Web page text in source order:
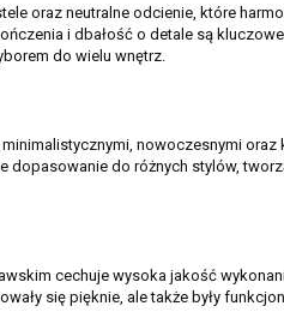
oraz neutralne odcienie, które
i dbałość o detale są
do wielu wnętrz.
nowoczesnymi oraz
dopasowanie do różnych stylów,
cechuje wysoka jakość
się pięknie, ale także były